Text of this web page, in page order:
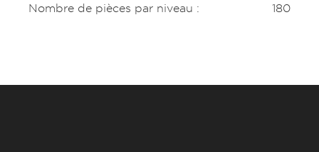
Nombre de pièces par niveau :
180